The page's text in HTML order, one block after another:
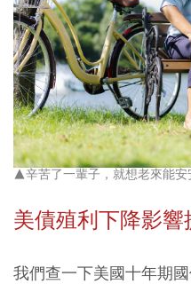
▲辛苦了一輩子，就想老來能安
美債殖利下降影響
我們查一下美國十年期